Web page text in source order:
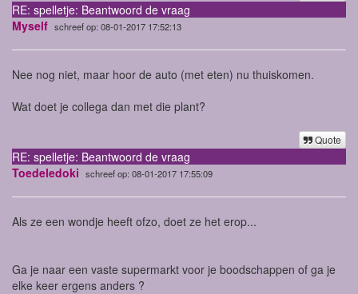
RE: spelletje: Beantwoord de vraag
Myself schreef op: 08-01-2017 17:52:13
Nee nog niet, maar hoor de auto (met eten) nu thuiskomen.
Wat doet je collega dan met die plant?
Quote
RE: spelletje: Beantwoord de vraag
Toedeledoki schreef op: 08-01-2017 17:55:09
Als ze een wondje heeft ofzo, doet ze het erop...
Ga je naar een vaste supermarkt voor je boodschappen of ga je
elke keer ergens anders ?